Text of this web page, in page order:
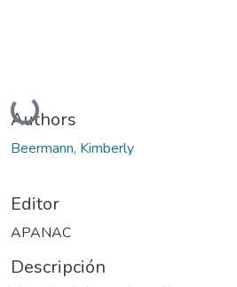
Cargando...
Authors
Beermann, Kimberly
Editor
APANAC
Descripción